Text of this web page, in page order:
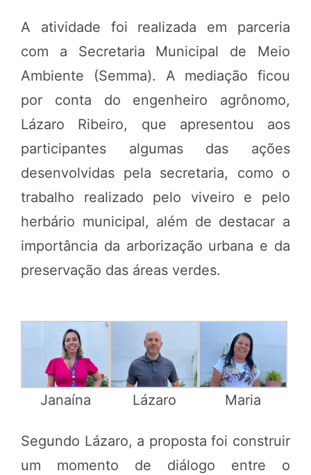
A atividade foi realizada em parceria
com a Secretaria Municipal de Meio
Ambiente (Semma). A mediação ficou
por conta do engenheiro agrônomo,
Lázaro Ribeiro, que apresentou aos
participantes algumas das ações
desenvolvidas pela secretaria, como o
trabalho realizado pelo viveiro e pelo
herbário municipal, além de destacar a
importância da arborização urbana e da
preservação das áreas verdes.
Janaína Lázaro Maria
Segundo Lázaro, a proposta foi construir
um momento de diálogo entre o